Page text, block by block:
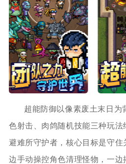
超能防御以像素废土末日为
色射击、肉鸽随机技能三种玩
避难所守护者，核心目标是守
边手动操控角色清理怪物，一